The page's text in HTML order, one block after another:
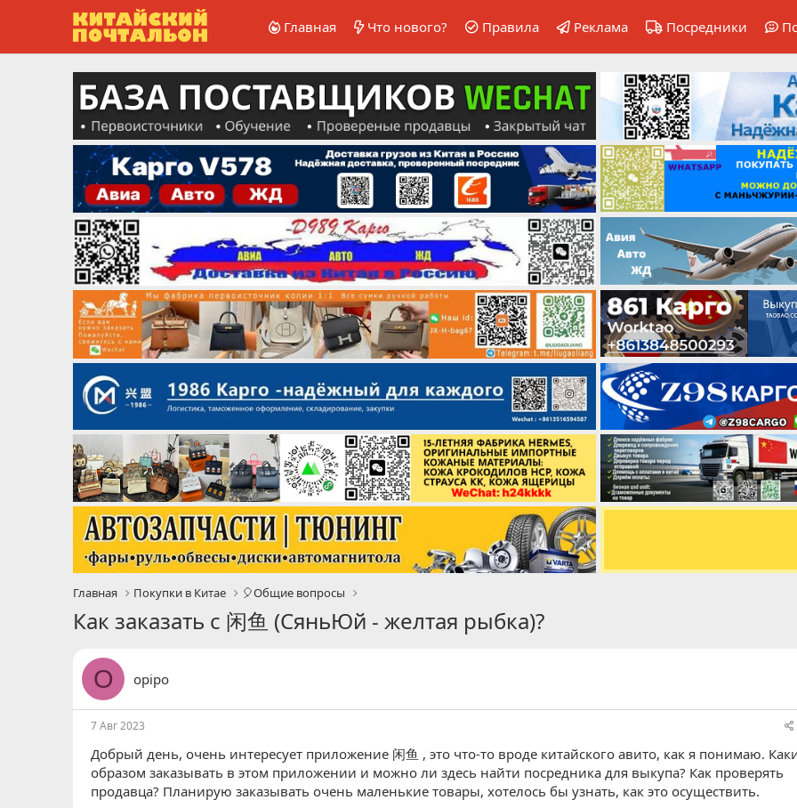
Главная Что нового? Правила Реклама Посредники
Главная Покупки в Китае 🎈Общие вопросы
Как заказать с 闲鱼 (СяньЮй - желтая рыбка)?
O opipo
7 Авг 2023
Добрый день, очень интересует приложение 闲鱼 , это что-то вроде китайского авито, как я понимаю.
образом заказывать в этом приложении и можно ли здесь найти посредника для выкупа? Как проверять
продавца? Планирую заказывать очень маленькие товары, хотелось бы узнать, как это осуществить.